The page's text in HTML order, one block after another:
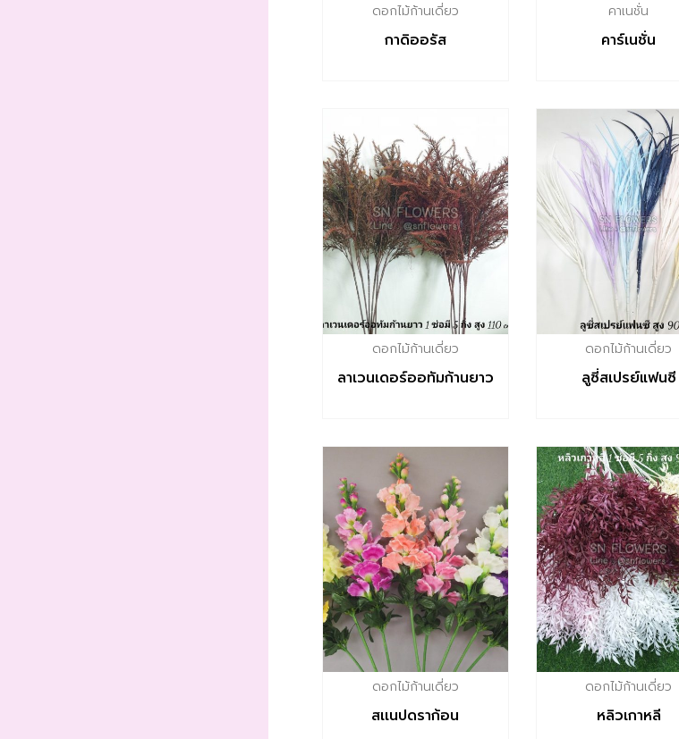
ดอกไม้ก้านเดี่ยว
กาดิออรัส
คาเนชั่น
คาร์เนชั่น
ดอกไม้ก้านเดี่ยว
ลาเวนเดอร์ออทัมก้านยาว
ดอกไม้ก้านเดี่ยว
ลูซี่สเปรย์แฟนซี​
ดอกไม้ก้านเดี่ยว
สเเนปดราก้อน
ดอกไม้ก้านเดี่ยว
หลิวเกาหลี